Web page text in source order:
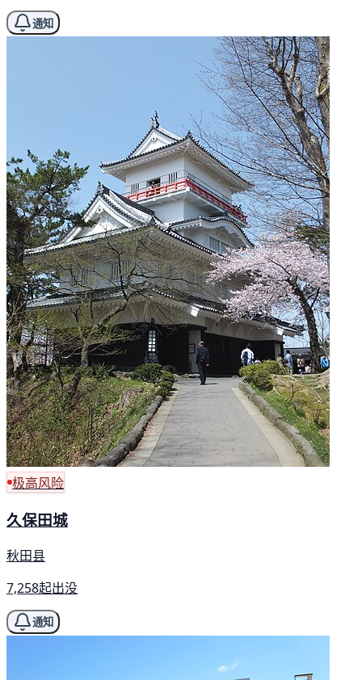
通知
极高风险
久保田城
秋田县
7,258起出没
通知